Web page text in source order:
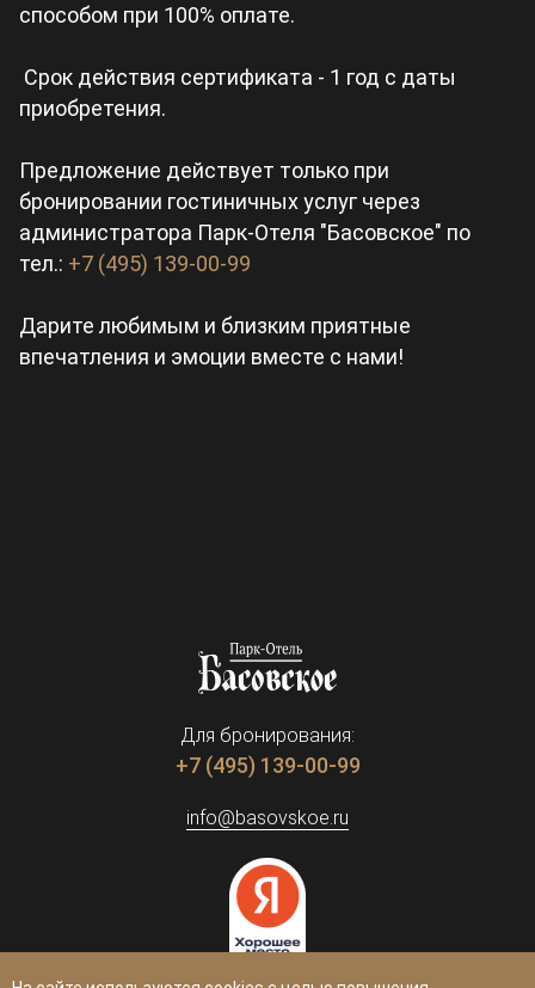
способом при 100% оплате.
Срок действия сертификата - 1 год с даты
приобретения.
Предложение действует только при
бронировании гостиничных услуг через
администратора Парк-Отеля "Басовское" по
тел.: +7 (495) 139-00-99
Дарите любимым и близким приятные
впечатления и эмоции вместе с нами!
Для бронирования:
+7 (495) 139-00-99
info@basovskoe.ru